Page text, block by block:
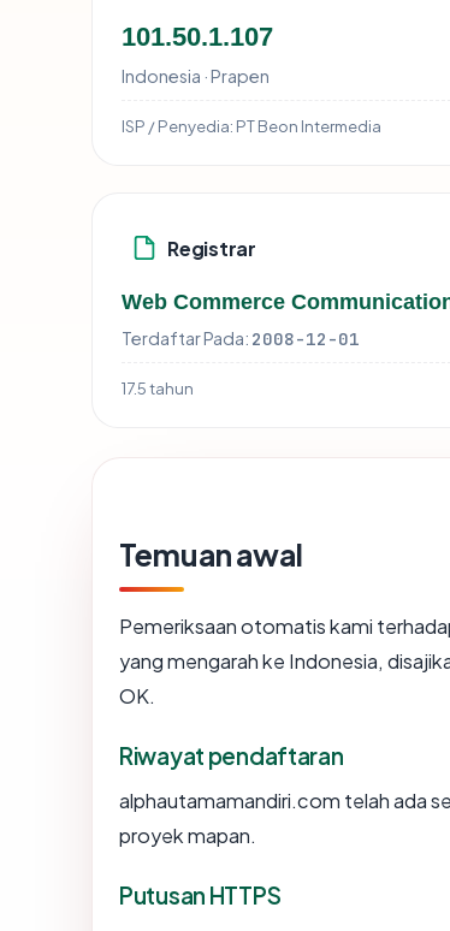
101.50.1.107
Indonesia · Prapen
ISP / Penyedia: PT Beon Intermedia
Registrar
Web Commerce
Terdaftar Pada: 2008-12-01
17.5 tahun
Temuan awal
Pemeriksaan otomatis kami
yang mengarah ke Indonesia,
OK.
Riwayat pendaftaran
alphautamamandiri.com telah ada
proyek mapan.
Putusan HTTPS